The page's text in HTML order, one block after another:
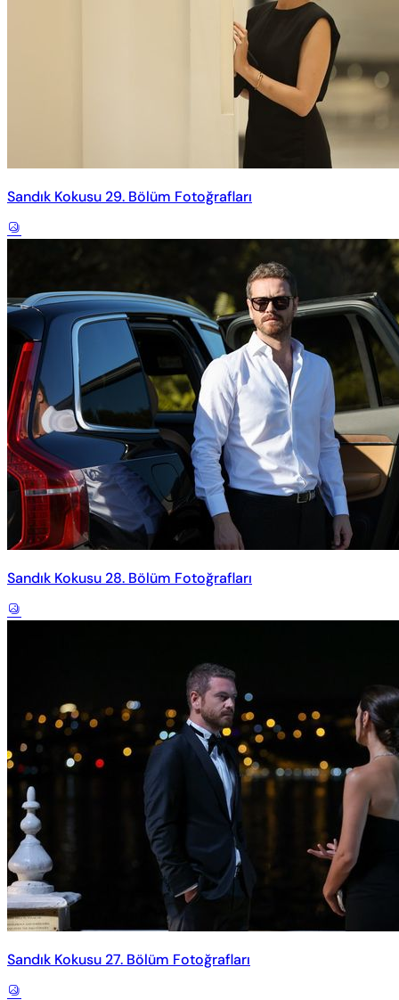
Sandık Kokusu 29. Bölüm Fotoğrafları
Sandık Kokusu 28. Bölüm Fotoğrafları
Sandık Kokusu 27. Bölüm Fotoğrafları